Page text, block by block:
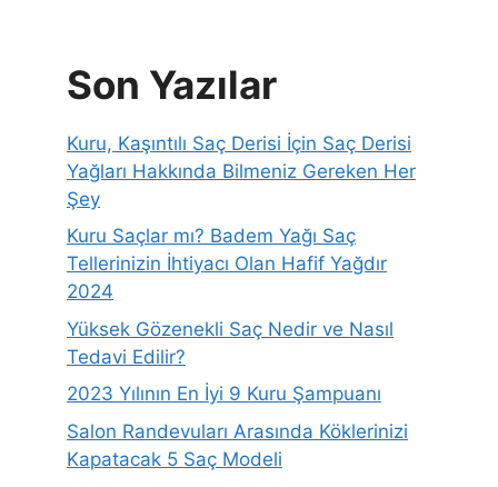
Son Yazılar
Kuru, Kaşıntılı Saç Derisi İçin Saç Derisi
Yağları Hakkında Bilmeniz Gereken Her
Şey
Kuru Saçlar mı? Badem Yağı Saç
Tellerinizin İhtiyacı Olan Hafif Yağdır
2024
Yüksek Gözenekli Saç Nedir ve Nasıl
Tedavi Edilir?
2023 Yılının En İyi 9 Kuru Şampuanı
Salon Randevuları Arasında Köklerinizi
Kapatacak 5 Saç Modeli